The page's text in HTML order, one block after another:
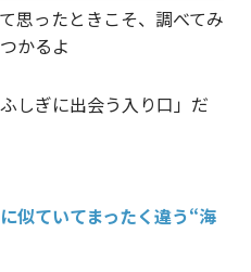
思ったときこそ、調べてみ
かるよ
しぎに出会う入り口」だ
似ていてまったく違う“海